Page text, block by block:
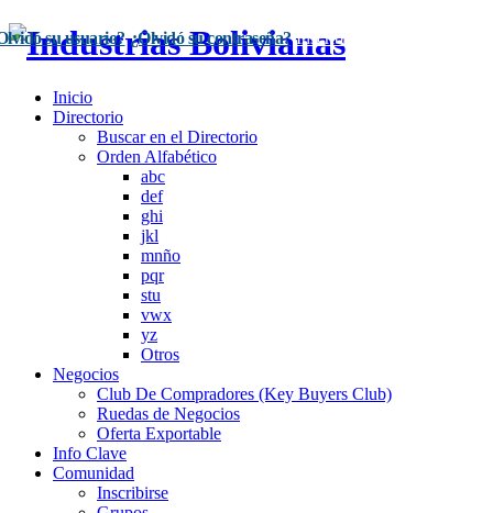
su usuario? ¿Olvidó su contraseña? Inscríbase Aquí
Inicio
Directorio
Buscar en el Directorio
Orden Alfabético
abc
def
ghi
jkl
mnño
pqr
stu
vwx
yz
Otros
Negocios
Club De Compradores (Key Buyers Club)
Ruedas de Negocios
Oferta Exportable
Info Clave
Comunidad
Inscribirse